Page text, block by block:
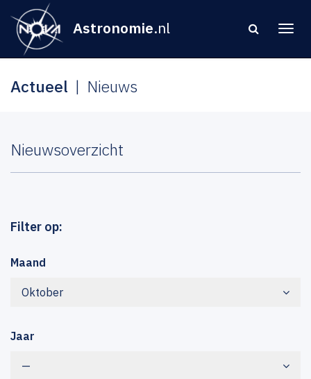
Astronomie.nl
Actueel Nieuws
Nieuwsoverzicht
Filter op:
Maand
Oktober
Jaar
—